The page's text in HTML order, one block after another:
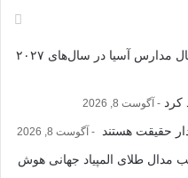
ایران میزبان ۲ رویداد فوتبال و فوتسال مدارس آسیا در سال‌های ۲۰۲۷
کرد آگوست 8, 2026
حقیقت هستند آگوست 8, 2026
مدال طلای المپیاد جهانی هوش